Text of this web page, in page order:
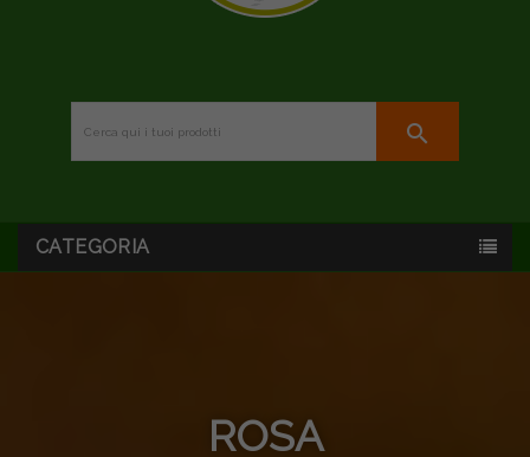
search
CATEGORIA
ROSA